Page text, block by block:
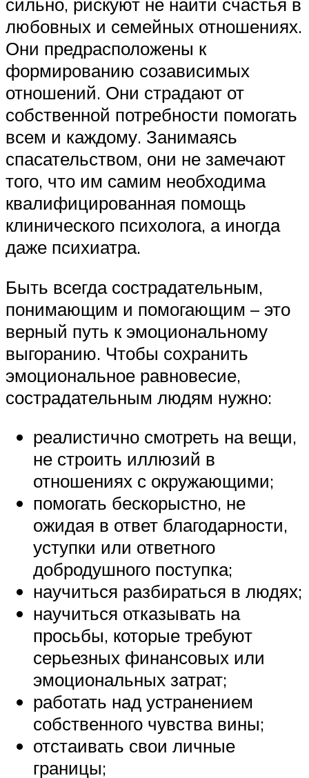
любовных и семейных отношениях.
Они предрасположены к
формированию созависимых
отношений. Они страдают от
собственной потребности помогать
всем и каждому. Занимаясь
спасательством, они не замечают
того, что им самим необходима
квалифицированная помощь
клинического психолога, а иногда
даже психиатра.
Быть всегда сострадательным,
понимающим и помогающим – это
верный путь к эмоциональному
выгоранию. Чтобы сохранить
эмоциональное равновесие,
сострадательным людям нужно:
реалистично смотреть на вещи,
не строить иллюзий в
отношениях с окружающими;
помогать бескорыстно, не
ожидая в ответ благодарности,
уступки или ответного
добродушного поступка;
научиться разбираться в людях;
научиться отказывать на
просьбы, которые требуют
серьезных финансовых или
эмоциональных затрат;
работать над устранением
собственного чувства вины;
отстаивать свои личные
границы;